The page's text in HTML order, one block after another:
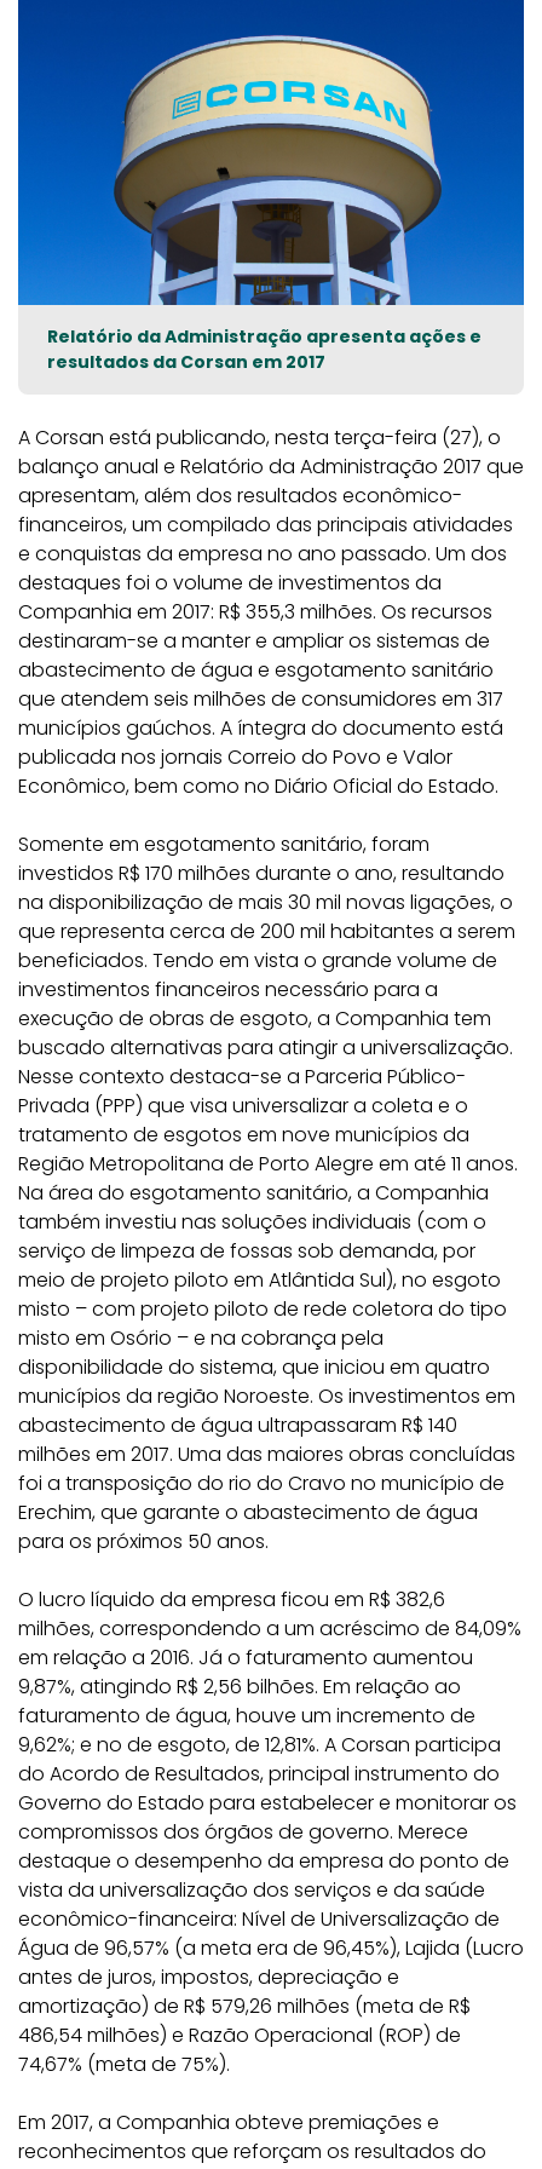
Relatório da Administração apresenta ações e
resultados da Corsan em 2017
A Corsan está publicando, nesta terça-feira (27), o
balanço anual e Relatório da Administração 2017 que
apresentam, além dos resultados econômico-
financeiros, um compilado das principais atividades
e conquistas da empresa no ano passado. Um dos
destaques foi o volume de investimentos da
Companhia em 2017: R$ 355,3 milhões. Os recursos
destinaram-se a manter e ampliar os sistemas de
abastecimento de água e esgotamento sanitário
que atendem seis milhões de consumidores em 317
municípios gaúchos. A íntegra do documento está
publicada nos jornais Correio do Povo e Valor
Econômico, bem como no Diário Oficial do Estado.
Somente em esgotamento sanitário, foram
investidos R$ 170 milhões durante o ano, resultando
na disponibilização de mais 30 mil novas ligações, o
que representa cerca de 200 mil habitantes a serem
beneficiados. Tendo em vista o grande volume de
investimentos financeiros necessário para a
execução de obras de esgoto, a Companhia tem
buscado alternativas para atingir a universalização.
Nesse contexto destaca-se a Parceria Público-
Privada (PPP) que visa universalizar a coleta e o
tratamento de esgotos em nove municípios da
Região Metropolitana de Porto Alegre em até 11 anos.
Na área do esgotamento sanitário, a Companhia
também investiu nas soluções individuais (com o
serviço de limpeza de fossas sob demanda, por
meio de projeto piloto em Atlântida Sul), no esgoto
misto – com projeto piloto de rede coletora do tipo
misto em Osório – e na cobrança pela
disponibilidade do sistema, que iniciou em quatro
municípios da região Noroeste. Os investimentos em
abastecimento de água ultrapassaram R$ 140
milhões em 2017. Uma das maiores obras concluídas
foi a transposição do rio do Cravo no município de
Erechim, que garante o abastecimento de água
para os próximos 50 anos.
O lucro líquido da empresa ficou em R$ 382,6
milhões, correspondendo a um acréscimo de 84,09%
em relação a 2016. Já o faturamento aumentou
9,87%, atingindo R$ 2,56 bilhões. Em relação ao
faturamento de água, houve um incremento de
9,62%; e no de esgoto, de 12,81%. A Corsan participa
do Acordo de Resultados, principal instrumento do
Governo do Estado para estabelecer e monitorar os
compromissos dos órgãos de governo. Merece
destaque o desempenho da empresa do ponto de
vista da universalização dos serviços e da saúde
econômico-financeira: Nível de Universalização de
Água de 96,57% (a meta era de 96,45%), Lajida (Lucro
antes de juros, impostos, depreciação e
amortização) de R$ 579,26 milhões (meta de R$
486,54 milhões) e Razão Operacional (ROP) de
74,67% (meta de 75%).
Em 2017, a Companhia obteve premiações e
reconhecimentos que reforçam os resultados do